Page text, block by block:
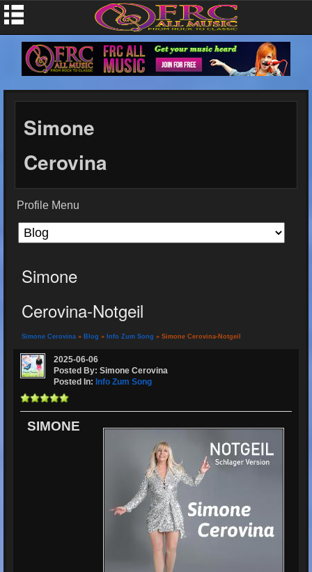
Simone
Cerovina
Profile Menu
Simone
Cerovina-Notgeil
Simone Cerovina » Blog » Info Zum Song » Simone Cerovina-Notgeil
2025-06-06
Posted By: Simone Cerovina
Posted In: Info Zum Song
SIMONE